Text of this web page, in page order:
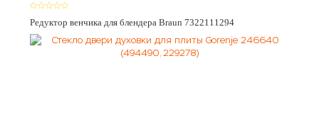
Редуктор венчика для блендера Braun 7322111294